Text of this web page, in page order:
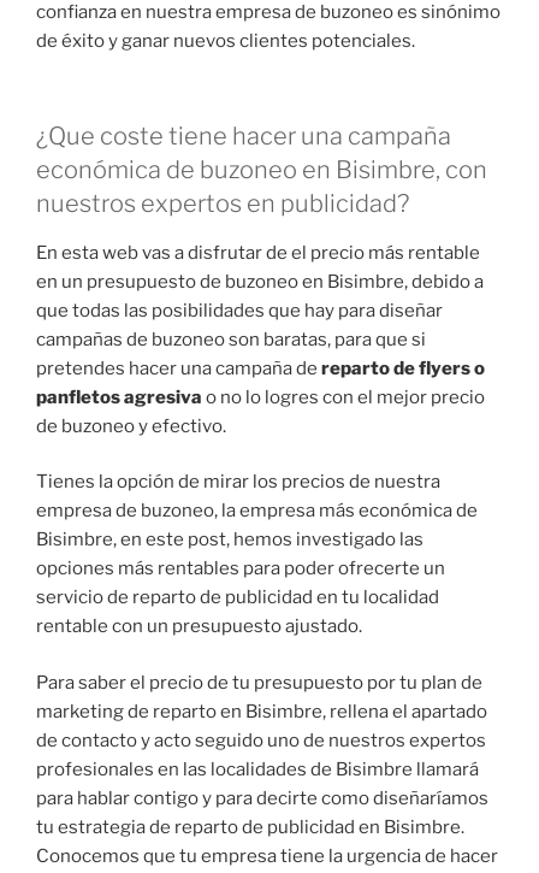
confianza en nuestra empresa de buzoneo es sinónimo
de éxito y ganar nuevos clientes potenciales.
¿Que coste tiene hacer una campaña
económica de buzoneo en Bisimbre, con
nuestros expertos en publicidad?
En esta web vas a disfrutar de el precio más rentable
en un presupuesto de buzoneo en Bisimbre, debido a
que todas las posibilidades que hay para diseñar
campañas de buzoneo son baratas, para que si
pretendes hacer una campaña de reparto de flyers o
panfletos agresiva o no lo logres con el mejor precio
de buzoneo y efectivo.
Tienes la opción de mirar los precios de nuestra
empresa de buzoneo, la empresa más económica de
Bisimbre, en este post, hemos investigado las
opciones más rentables para poder ofrecerte un
servicio de reparto de publicidad en tu localidad
rentable con un presupuesto ajustado.
Para saber el precio de tu presupuesto por tu plan de
marketing de reparto en Bisimbre, rellena el apartado
de contacto y acto seguido uno de nuestros expertos
profesionales en las localidades de Bisimbre llamará
para hablar contigo y para decirte como diseñaríamos
tu estrategia de reparto de publicidad en Bisimbre.
Conocemos que tu empresa tiene la urgencia de hacer